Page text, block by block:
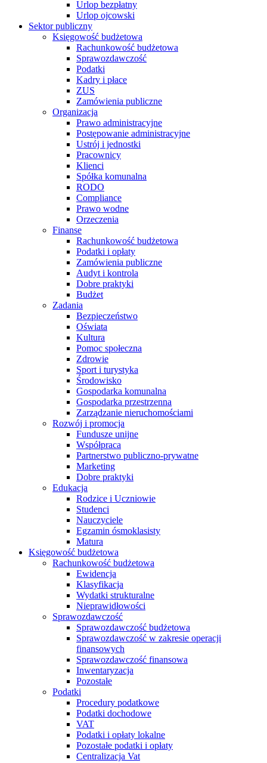
Urlop bezpłatny
Urlop ojcowski
Sektor publiczny
Księgowość budżetowa
Rachunkowość budżetowa
Sprawozdawczość
Podatki
Kadry i płace
ZUS
Zamówienia publiczne
Organizacja
Prawo administracyjne
Postępowanie administracyjne
Ustrój i jednostki
Pracownicy
Klienci
Spółka komunalna
RODO
Compliance
Prawo wodne
Orzeczenia
Finanse
Rachunkowość budżetowa
Podatki i opłaty
Zamówienia publiczne
Audyt i kontrola
Dobre praktyki
Budżet
Zadania
Bezpieczeństwo
Oświata
Kultura
Pomoc społeczna
Zdrowie
Sport i turystyka
Środowisko
Gospodarka komunalna
Gospodarka przestrzenna
Zarządzanie nieruchomościami
Rozwój i promocja
Fundusze unijne
Współpraca
Partnerstwo publiczno-prywatne
Marketing
Dobre praktyki
Edukacja
Rodzice i Uczniowie
Studenci
Nauczyciele
Egzamin ósmoklasisty
Matura
Księgowość budżetowa
Rachunkowość budżetowa
Ewidencja
Klasyfikacja
Wydatki strukturalne
Nieprawidłowości
Sprawozdawczość
Sprawozdawczość budżetowa
Sprawozdawczość w zakresie operacji
finansowych
Sprawozdawczość finansowa
Inwentaryzacja
Pozostałe
Podatki
Procedury podatkowe
Podatki dochodowe
VAT
Podatki i opłaty lokalne
Pozostałe podatki i opłaty
Centralizacja Vat